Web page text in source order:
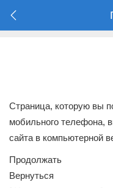
Страница, которую вы
мобильного телефона,
сайта в компьютерной
Продолжать
Вернуться